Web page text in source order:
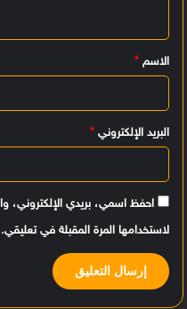
ي
ق
الاسم *
البريد الإلكتروني *
احفظ اسمي، بريدي الإلكتروني،
لاستخدامها المرة المقبلة في تعليقي.